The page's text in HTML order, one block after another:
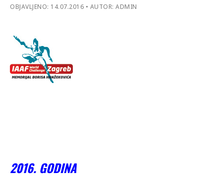
OBJAVLJENO: 14.07.2016 AUTOR: ADMIN
2016. GODINA